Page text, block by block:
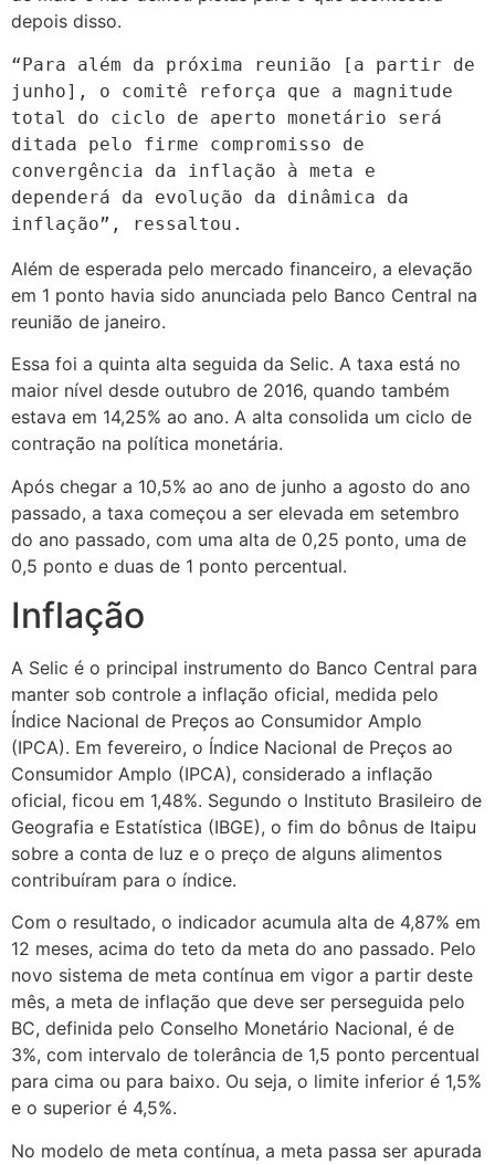
depois disso.
“Para além da próxima reunião [a partir de
junho], o comitê reforça que a magnitude
total do ciclo de aperto monetário será
ditada pelo firme compromisso de
convergência da inflação à meta e
dependerá da evolução da dinâmica da
inflação”, ressaltou.
Além de esperada pelo mercado financeiro, a elevação
em 1 ponto havia sido anunciada pelo Banco Central na
reunião de janeiro.
Essa foi a quinta alta seguida da Selic. A taxa está no
maior nível desde outubro de 2016, quando também
estava em 14,25% ao ano. A alta consolida um ciclo de
contração na política monetária.
Após chegar a 10,5% ao ano de junho a agosto do ano
passado, a taxa começou a ser elevada em setembro
do ano passado, com uma alta de 0,25 ponto, uma de
0,5 ponto e duas de 1 ponto percentual.
Inflação
A Selic é o principal instrumento do Banco Central para
manter sob controle a inflação oficial, medida pelo
Índice Nacional de Preços ao Consumidor Amplo
(IPCA). Em fevereiro, o Índice Nacional de Preços ao
Consumidor Amplo (IPCA), considerado a inflação
oficial, ficou em 1,48%. Segundo o Instituto Brasileiro de
Geografia e Estatística (IBGE), o fim do bônus de Itaipu
sobre a conta de luz e o preço de alguns alimentos
contribuíram para o índice.
Com o resultado, o indicador acumula alta de 4,87% em
12 meses, acima do teto da meta do ano passado. Pelo
novo sistema de meta contínua em vigor a partir deste
mês, a meta de inflação que deve ser perseguida pelo
BC, definida pelo Conselho Monetário Nacional, é de
3%, com intervalo de tolerância de 1,5 ponto percentual
para cima ou para baixo. Ou seja, o limite inferior é 1,5%
e o superior é 4,5%.
No modelo de meta contínua, a meta passa ser apurada